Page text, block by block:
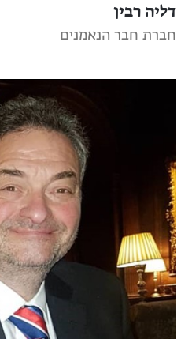
דליה רבין
חברת חבר הנאמנים